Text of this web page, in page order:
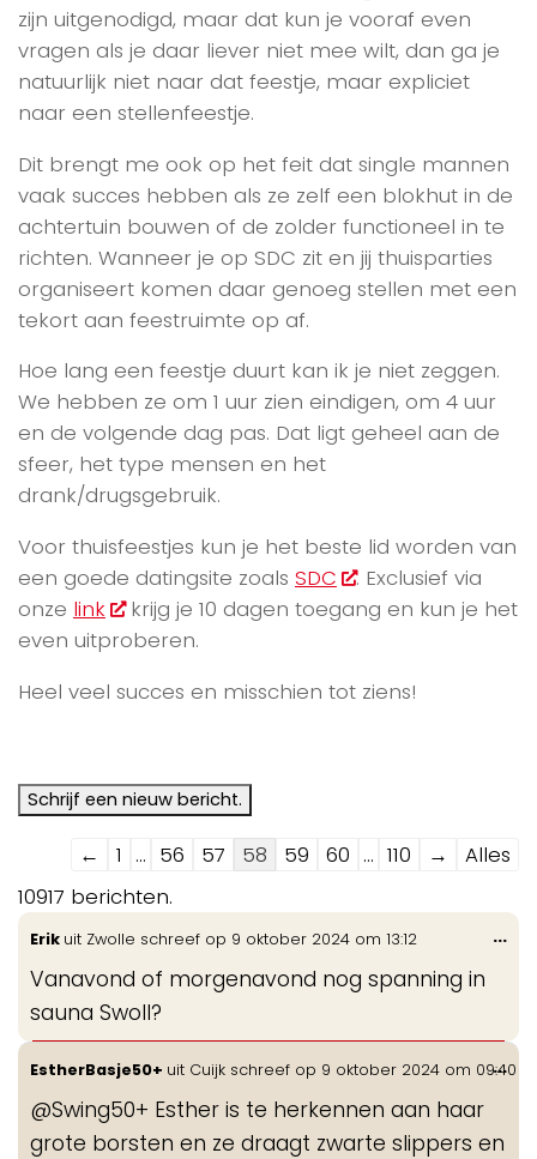
zijn uitgenodigd, maar dat kun je vooraf even
vragen als je daar liever niet mee wilt, dan ga je
natuurlijk niet naar dat feestje, maar expliciet
naar een stellenfeestje.
Dit brengt me ook op het feit dat single mannen
vaak succes hebben als ze zelf een blokhut in de
achtertuin bouwen of de zolder functioneel in te
richten. Wanneer je op SDC zit en jij thuisparties
organiseert komen daar genoeg stellen met een
tekort aan feestruimte op af.
Hoe lang een feestje duurt kan ik je niet zeggen.
We hebben ze om 1 uur zien eindigen, om 4 uur
en de volgende dag pas. Dat ligt geheel aan de
sfeer, het type mensen en het
drank/drugsgebruik.
Voor thuisfeestjes kun je het beste lid worden van
een goede datingsite zoals SDC
. Exclusief via
onze link
krijg je 10 dagen toegang en kun je het
even uitproberen.
Heel veel succes en misschien tot ziens!
Navigatie
door
de
gastenboek-
lijst
← 1 ... 56 57 58 59 60 ... 110 →
Alles
10917 berichten.
Erik uit Zwolle schreef op 9 oktober 2024 om 13:12
Vanavond of morgenavond nog spanning in
sauna Swoll?
...
EstherBasje50+ uit Cuijk schreef op 9 oktober 2024 om 09:40
@Swing50+ Esther is te herkennen aan haar
grote borsten en ze draagt zwarte slippers en
...